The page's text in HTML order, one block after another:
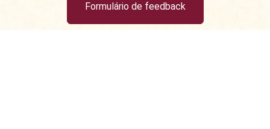
Formulário de feedback